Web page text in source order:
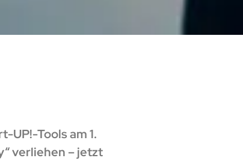
UP!-Tools am 1.
verliehen – jetzt